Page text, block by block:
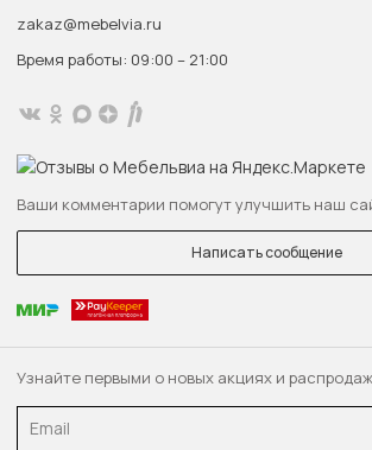
Узнайте первыми о новых акциях и
Email
zakaz@mebelvia.ru
Время работы: 09:00 – 21:00
Ваши комментарии помогут улучшить наш
Написать сообщение